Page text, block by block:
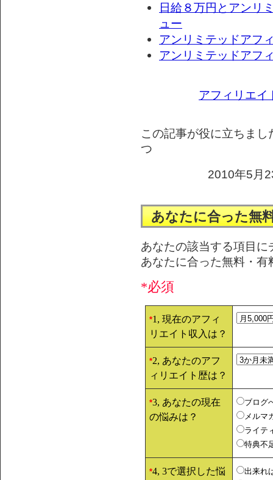
日給８万円とアンリ
ュー
アンリミテッドアフ
アンリミテッドアフ
アフィリエイ
この記事が役に立ちま
つ
2010年5月
あなたに合った無
あなたの該当する項目
あなたに合った無料・
*必須
*1, 現在のアフィ
リエイト収入は？
*2, あなたのアフ
ィリエイト歴は？
*3, あなたの現在
の悩みは？
ブログ
メルマ
ライテ
特典不
*4, 3で選択した悩
出来れ